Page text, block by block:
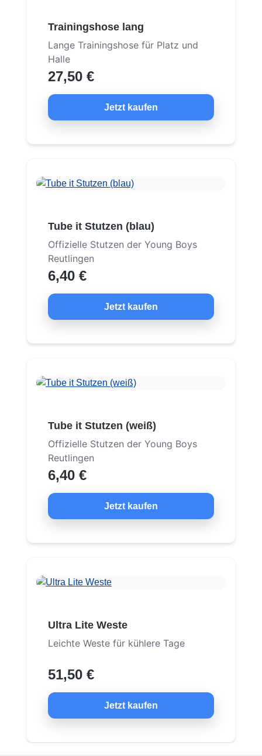
Trainingshose lang
Lange Trainingshose für Platz und
Halle
27,50 €
Jetzt kaufen
Tube it Stutzen (blau)
Offizielle Stutzen der Young Boys
Reutlingen
6,40 €
Jetzt kaufen
Tube it Stutzen (weiß)
Offizielle Stutzen der Young Boys
Reutlingen
6,40 €
Jetzt kaufen
Ultra Lite Weste
Leichte Weste für kühlere Tage
51,50 €
Jetzt kaufen